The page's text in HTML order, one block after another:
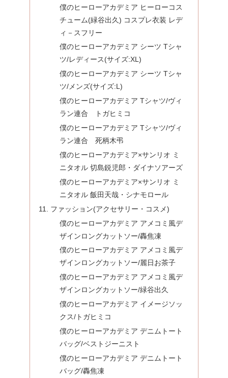
僕のヒーローアカデミア ヒーローコス
チューム(緑谷出久) コスプレ衣装 レデ
ィ－スフリー
僕のヒーローアカデミア シーツ Tシャ
ツ/レディース(サイズ:XL)
僕のヒーローアカデミア シーツ Tシャ
ツ/メンズ(サイズ:L)
僕のヒーローアカデミア Tシャツ/ヴィ
ラン連合 トガヒミコ
僕のヒーローアカデミア Tシャツ/ヴィ
ラン連合 死柄木弔
僕のヒーローアカデミア×サンリオ ミ
ニタオル 切島鋭児郎・ダイナソアーズ
僕のヒーローアカデミア×サンリオ ミ
ニタオル 飯田天哉・シナモロール
ファッション(アクセサリー・コスメ)
僕のヒーローアカデミア アメコミ風デ
ザインロングカットソー/轟焦凍
僕のヒーローアカデミア アメコミ風デ
ザインロングカットソー/麗日お茶子
僕のヒーローアカデミア アメコミ風デ
ザインロングカットソー/緑谷出久
僕のヒーローアカデミア イメージソッ
クス/トガヒミコ
僕のヒーローアカデミア デニムトート
バッグ/ベストジーニスト
僕のヒーローアカデミア デニムトート
バッグ/轟焦凍